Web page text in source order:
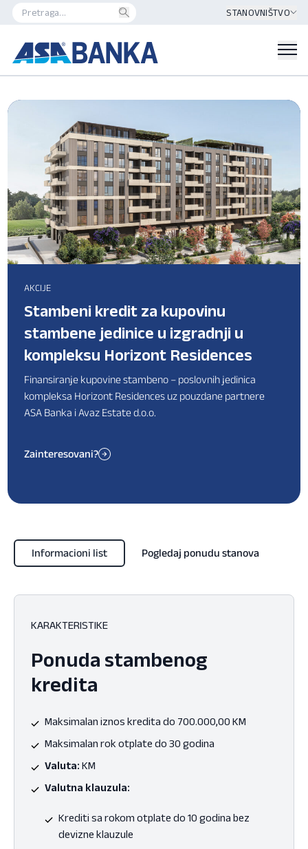
STANOVNIŠTVO
AKCIJE
Stambeni kredit za kupovinu
stambene jedinice u izgradnji u
kompleksu Horizont Residences
Finansiranje kupovine stambeno – poslovnih jedinica
kompleksa Horizont Residences uz pouzdane partnere
ASA Banka i Avaz Estate d.o.o.
Zainteresovani?
Informacioni list Pogledaj ponudu stanova
KARAKTERISTIKE
Ponuda stambenog
kredita
Maksimalan iznos kredita do 700.000,00 KM
Maksimalan rok otplate do 30 godina
Valuta: KM
Valutna klauzula:
Krediti sa rokom otplate do 10 godina bez
devizne klauzule